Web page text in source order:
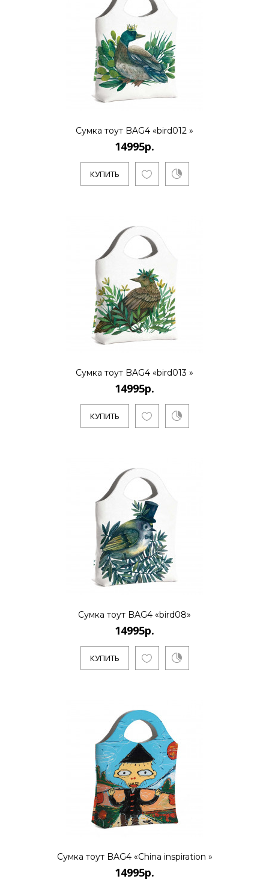
КУПИТЬ
14995р.
..
КУПИТЬ
14995р.
КУПИТЬ
14995р.
..
КУПИТЬ
14995р.
..
КУПИТЬ
Сумка тоут BAG4 «bird012 »
14995р.
КУПИТЬ
Сумка тоут BAG4 «bird013 »
14995р.
КУПИТЬ
Сумка тоут BAG4 «bird08»
14995р.
КУПИТЬ
Сумка тоут BAG4 «China inspiration »
14995р.